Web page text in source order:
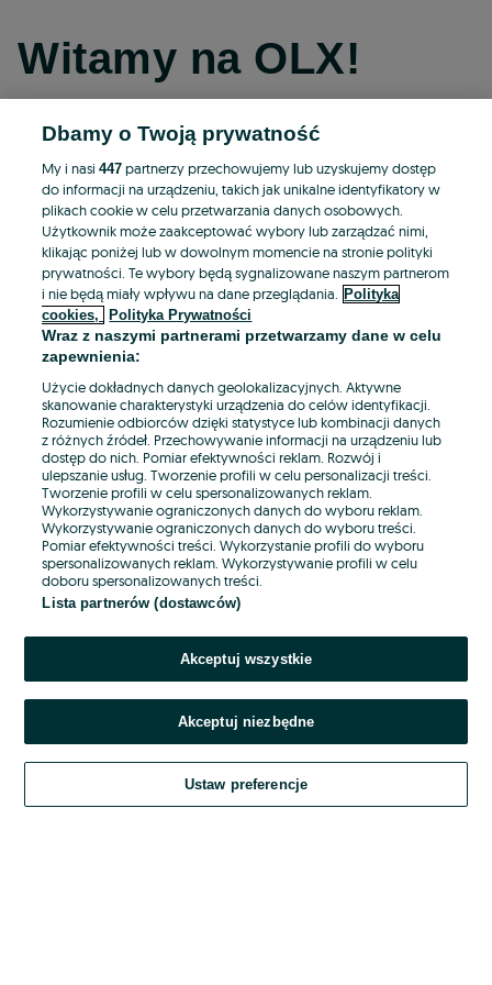
Witamy na OLX!
Kontynuuj przez Facebooka
Kontynuuj przez konto Apple
Kontynuuj przez konto Google
LUB
E-mail
Hasło
Nie pamiętasz hasła?
Zaloguj się
Kontynuując za pośrednictwem jednego z dostawców wskazanych powyżej,
Regulamin serwisu OLX.pl w jego aktualnym brzmieniu.
Dbamy o Twoją prywatność
My i nasi447 partnerzy przechowujemy lub uzyskujemy dostęp
do informacji na urządzeniu, takich jak unikalne identyfikatory w
plikach cookie w celu przetwarzania danych osobowych.
Użytkownik może zaakceptować wybory lub zarządzać nimi,
klikając poniżej lub w dowolnym momencie na stronie polityki
prywatności. Te wybory będą sygnalizowane naszym partnerom
i nie będą miały wpływu na dane przeglądania.
Polityka
cookies,
Polityka Prywatności
Wraz z naszymi partnerami przetwarzamy dane w celu
zapewnienia:
Użycie dokładnych danych geolokalizacyjnych. Aktywne
skanowanie charakterystyki urządzenia do celów identyfikacji.
Rozumienie odbiorców dzięki statystyce lub kombinacji danych
z różnych źródeł. Przechowywanie informacji na urządzeniu lub
dostęp do nich. Pomiar efektywności reklam. Rozwój i
ulepszanie usług. Tworzenie profili w celu personalizacji treści.
Tworzenie profili w celu spersonalizowanych reklam.
Wykorzystywanie ograniczonych danych do wyboru reklam.
Wykorzystywanie ograniczonych danych do wyboru treści.
Pomiar efektywności treści. Wykorzystanie profili do wyboru
spersonalizowanych reklam. Wykorzystywanie profili w celu
doboru spersonalizowanych treści.
Lista partnerów (dostawców)
Akceptuj wszystkie
Akceptuj niezbędne
Ustaw preferencje